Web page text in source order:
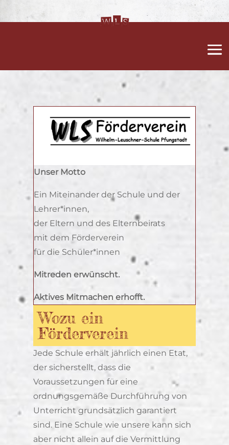
Unser Motto
Ein Miteinander der Schule und der
Lehrer*innen,
der Eltern und des Elternbeirats
mit dem Förderverein
für die Schüler*innen
Mitreden erwünscht.
Aktives Mitmachen erhofft.
Wozu ein
Förderverein
Jede Schule erhält jährlich einen Etat,
der sicherstellt, dass die
Voraussetzungen für eine
ordnungsgemäße Durchführung von
Unterricht grundsätzlich garantiert
sind. Eine Schule wie unsere kann sich
aber nicht allein auf die Vermittlung